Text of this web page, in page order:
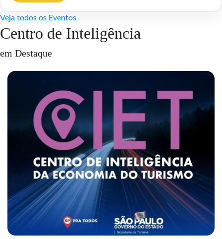
Veja todos os Eventos
Centro de Inteligência
em Destaque